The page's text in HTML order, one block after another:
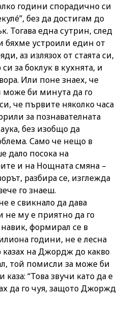
години спорадично си
без да достигам до
Тогава една сутрин, след
бяхме устроили един от
аз излязох от стаята си,
за боклук в кухнята, и
Или поне знаех, че
може би минута да го
че първите няколко часа
за познавателната
без изобщо да
Само че нещо в
дало посока на
и на Нощната смяна –
разбира се, изглежда
го знаеш.
е свикнало да дава
не му е приятно да го
формирал се в
години, не е лесна
казах на Джордж до какво
той помисли за може би
“Това звучи като да е
да го чуя, защото Джоржд